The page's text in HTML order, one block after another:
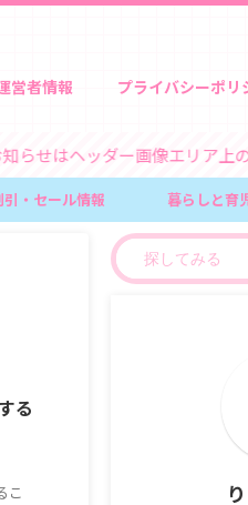
営者情報 プライバシーポリ
はヘッダー画像エリア上のウ
・セール情報 暮らしと育
る
こ